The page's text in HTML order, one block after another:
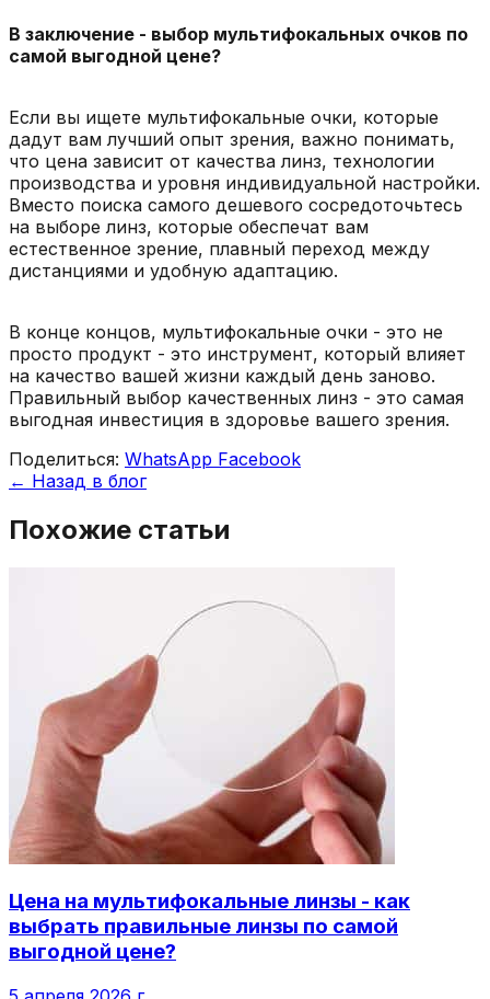
В заключение - выбор мультифокальных очков по
самой выгодной цене?
Если вы ищете мультифокальные очки, которые
дадут вам лучший опыт зрения, важно понимать,
что цена зависит от качества линз, технологии
производства и уровня индивидуальной настройки.
Вместо поиска самого дешевого сосредоточьтесь
на выборе линз, которые обеспечат вам
естественное зрение, плавный переход между
дистанциями и удобную адаптацию.
В конце концов, мультифокальные очки - это не
просто продукт - это инструмент, который влияет
на качество вашей жизни каждый день заново.
Правильный выбор качественных линз - это самая
выгодная инвестиция в здоровье вашего зрения.
Поделиться: WhatsApp Facebook
← Назад в блог
Похожие статьи
Цена на мультифокальные линзы - как
выбрать правильные линзы по самой
выгодной цене?